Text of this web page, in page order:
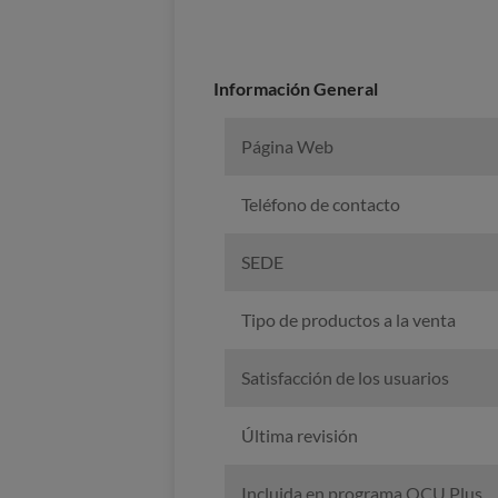
Información General
Página Web
Teléfono de contacto
SEDE
Tipo de productos a la venta
Satisfacción de los usuarios
Última revisión
Incluida en programa OCU Plus